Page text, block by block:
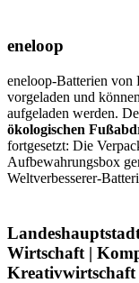
eneloop
eneloop-Batterien
vorgeladen und können
aufgeladen werden.
ökologischen
fortgesetzt: Die
Aufbewahrungsbox
Weltverbesserer-
Wirtschaft |
Kreativwirtschaft